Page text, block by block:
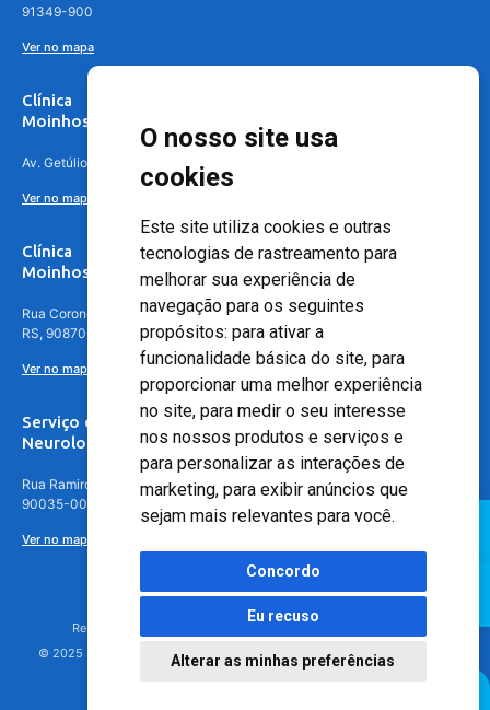
O nosso site usa
cookies
Este site utiliza cookies e outras
tecnologias de rastreamento para
melhorar sua experiência de
navegação para os seguintes
propósitos: para ativar a
funcionalidade básica do site, para
proporcionar uma melhor experiência
no site, para medir o seu interesse
nos nossos produtos e serviços e
para personalizar as interações de
marketing, para exibir anúncios que
sejam mais relevantes para você.
Concordo
Eu recuso
Alterar as minhas preferências
91349-900
Ver no mapa
Clínica
Moinhos de Vento Canoas
Av. Getúlio Vargas, 4841 – Centro, Canoas – RS, 92010-010
Ver no mapa
Clínica
Moinhos de Vento - Teresópolis
Rua Coronel Aparício Borges, 250 - 3º andar - Teresópolis, Porto Alegre -
RS, 90870-016
Ver no mapa
Serviço de
Neurologia
Rua Ramiro Barcelos, 630 – 5º andar – Floresta, Porto Alegre – RS,
90035-001
Ver no mapa
Responsável Técnico: Dr. Luiz Antonio Nasi - CREMERS 11217
© 2025 - Hospital Moinhos de Vento - Registro Empresa (CRM-RS): 425